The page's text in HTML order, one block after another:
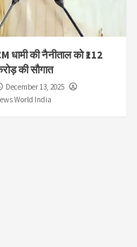
धामी की नैनीताल को ₹112
की सौगात
December 13, 2025
World India